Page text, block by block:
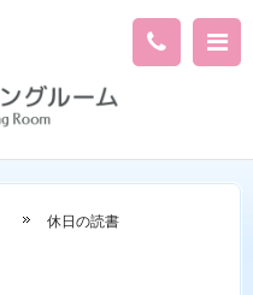
休日の読書